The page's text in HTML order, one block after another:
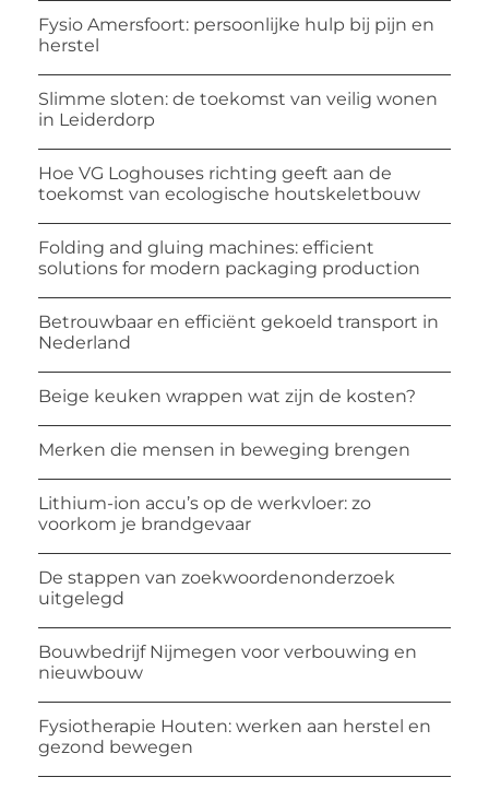
Fysio Amersfoort: persoonlijke hulp bij pijn en
herstel
Slimme sloten: de toekomst van veilig wonen
in Leiderdorp
Hoe VG Loghouses richting geeft aan de
toekomst van ecologische houtskeletbouw
Folding and gluing machines: efficient
solutions for modern packaging production
Betrouwbaar en efficiënt gekoeld transport in
Nederland
Beige keuken wrappen wat zijn de kosten?
Merken die mensen in beweging brengen
Lithium-ion accu’s op de werkvloer: zo
voorkom je brandgevaar
De stappen van zoekwoordenonderzoek
uitgelegd
Bouwbedrijf Nijmegen voor verbouwing en
nieuwbouw
Fysiotherapie Houten: werken aan herstel en
gezond bewegen